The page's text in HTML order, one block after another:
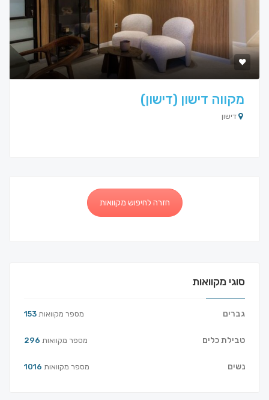
מקווה דישון (דישון)
דישון
חזרה לחיפוש מקוואות
סוגי מקוואות
גברים 153 מספר מקוואות
טבילת כלים 296 מספר מקוואות
נשים 1016 מספר מקוואות